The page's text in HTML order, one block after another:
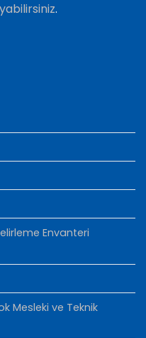
.
Envanteri
Mesleki ve Teknik